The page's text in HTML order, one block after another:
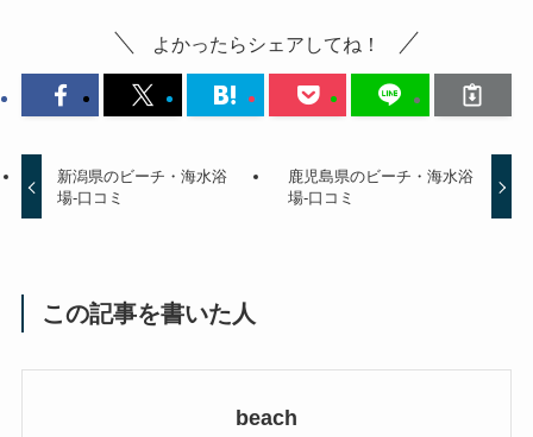
よかったらシェアしてね！
新潟県のビーチ・海水浴
場-口コミ
鹿児島県のビーチ・海水浴
場-口コミ
この記事を書いた人
beach